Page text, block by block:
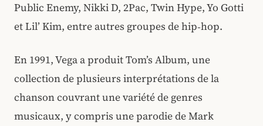
Public Enemy, Nikki D, 2Pac, Twin Hype, Yo Gotti
et Lil’ Kim, entre autres groupes de hip‑hop.
En 1991, Vega a produit Tom’s Album, une
collection de plusieurs interprétations de la
chanson couvrant une variété de genres
musicaux, y compris une parodie de Mark